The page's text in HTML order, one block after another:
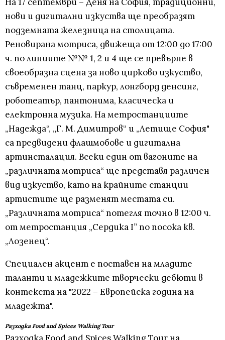
нови и дигитални изкуства ще преобразят
подземната железница на столицата.
Реновирана мотриса, движеща от 12:00 до 17:00
ч. по линиите №№ 1, 2 и 4 ще се превърне в
своеобразна сцена за ново цирково изкуство,
съвременен танц, паркур, лонгборд денсинг,
роботеатър, пантонима, класическа и
електронна музика. На метростанциите
„Надежда“, „Г. М. Димитров“ и „Летище София"
са предвидени флашмобове и дигитална
артинсталация. Всеки един от вагоните на
„различната мотриса“ ще представя различен
вид изкуство, като на крайните станции
артистите ще разменят местата си.
„Различната мотриса“ потегля точно в 12:00 ч.
от метростанция „Сердика I” по посока кв.
„Лозенец“.
Специален акцент е поставен на младите
таланти и младежките творчески дебюти в
контекста на "2022 – Европейска година на
младежта".
Разходка Food and Spices Walking Tour